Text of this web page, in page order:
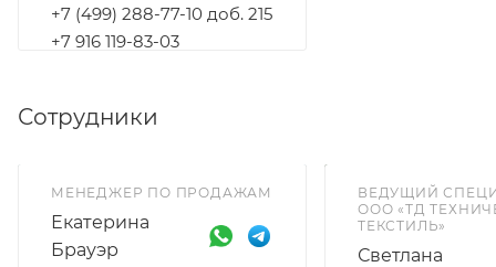
+7 (499) 288-77-10 доб. 215
+7 916 119-83-03
Сотрудники
МЕНЕДЖЕР ПО ПРОДАЖАМ
Екатерина
Брауэр
ВЕДУЩИЙ
ООО «ТД
ТЕКСТИЛЬ»
Светлана